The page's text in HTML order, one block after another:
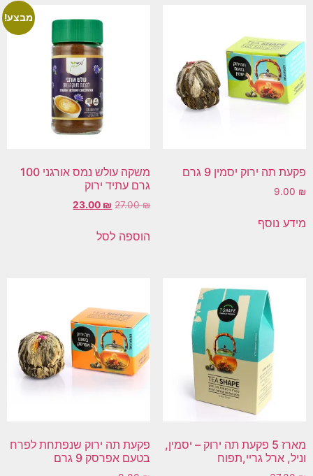
פקעת תה ירוק יסמין 9 גרם
9.00 ₪
מידע נוסף
מבצע!
משקה עולש נמס אורגני 100
גרם עתיד ירוק
27.00₪
23.00 ₪
הוספה לסל
מארז 5 פקעת תה ירוק – יסמין,
וניל, ארל גריי,תפוח
פקעת תה ירוק שנפתחת לפרח
בטעם אפרסק 9 גרם